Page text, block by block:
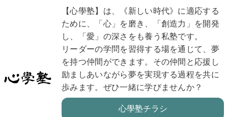
【心學塾】は、《新しい時代》に適応する
ために、「心」を磨き、「創造力」を開発
し、「愛」の深さをも養う私塾です。
リーダーの学問を習得する場を通じて、夢
を持つ仲間ができます。その仲間と応援し
励ましあいながら夢を実現する過程を共に
歩みます。ぜひ一緒に学びませんか？
心學塾チラシ